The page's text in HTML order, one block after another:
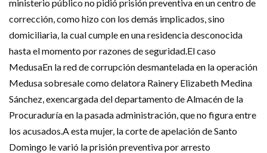
ministerio público no pidió prisión preventiva en un centro de
corrección, como hizo con los demás implicados, sino
domiciliaria, la cual cumple en una residencia desconocida
hasta el momento por razones de seguridad.El caso
MedusaEn la red de corrupción desmantelada en la operación
Medusa sobresale como delatora Rainery Elizabeth Medina
Sánchez, exencargada del departamento de Almacén de la
Procuraduría en la pasada administración, que no figura entre
los acusados.A esta mujer, la corte de apelación de Santo
Domingo le varió la prisión preventiva por arresto